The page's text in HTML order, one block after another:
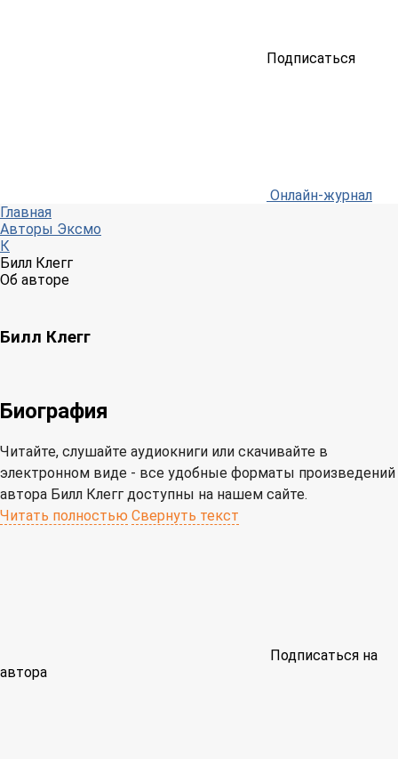
Подписаться
Онлайн-журнал
Главная
Авторы Эксмо
К
Билл Клегг
Об авторе
Билл Клегг
Биография
Читайте, слушайте аудиокниги или скачивайте в
электронном виде - все удобные форматы произведений
автора Билл Клегг доступны на нашем сайте.
Читать полностью Свернуть текст
Подписаться на
автора